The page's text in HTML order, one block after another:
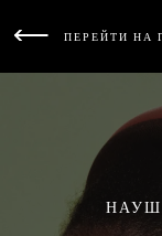
ПЕРЕЙТИ НА